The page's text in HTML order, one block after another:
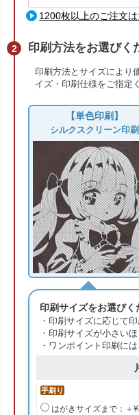
1200枚以上のご注文
印刷方法をお選びく
印刷方法とサイズにより
イズ・印刷仕様をご指定
【単色印刷】
シルクスクリーン印刷
印刷サイズをお選びく
・印刷サイズに応じて
・印刷サイズが小さい
・ワンポイント印刷に
手刷り
はがきサイズまで：＋